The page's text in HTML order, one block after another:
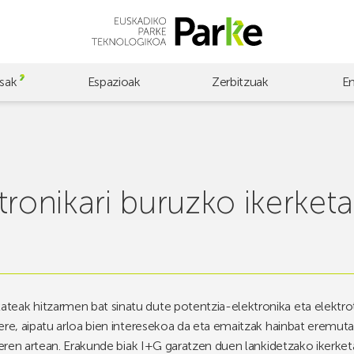
Espazioak Zerbitzuak
buruzko
hitzarmen bat sinatu dute potentzia-elektronika eta
aipatu arloa bien interesekoa da eta emaitzak hainbat
artean. Erakunde biak I+G garatzen duen lankidetzako